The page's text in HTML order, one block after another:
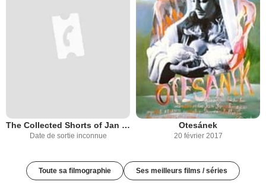
The Collected Shorts of Jan Svankmajer: The Later Years Vol. 2
Date de sortie inconnue
Otesánek
20 février 2017
Toute sa filmographie Ses meilleurs films / séries